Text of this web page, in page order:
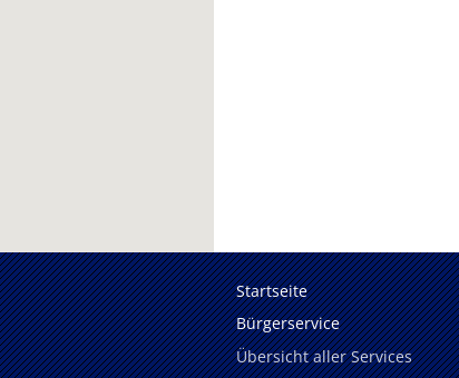
Startseite
Bürgerservice
Übersicht aller Services